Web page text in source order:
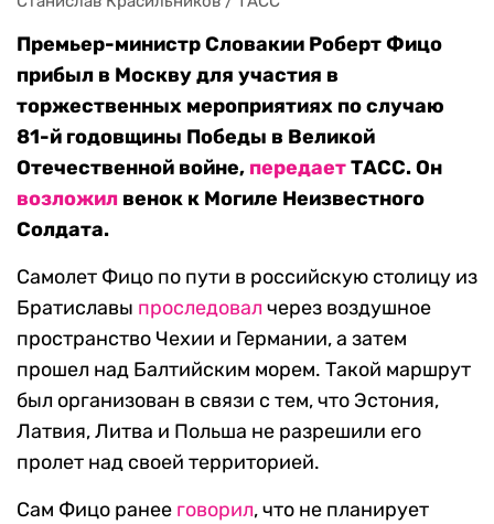
Премьер-министр Словакии Роберт Фицо
прибыл в Москву для участия в
торжественных мероприятиях по случаю
81-й годовщины Победы в Великой
Отечественной войне, передаетТАСС. Он
возложил венок к Могиле Неизвестного
Солдата.
Самолет Фицо по пути в российскую столицу из
Братиславы проследовал через воздушное
пространство Чехии и Германии, а затем
прошел над Балтийским морем. Такой маршрут
был организован в связи с тем, что Эстония,
Латвия, Литва и Польша не разрешили его
пролет над своей территорией.
Сам Фицо ранее говорил, что не планирует